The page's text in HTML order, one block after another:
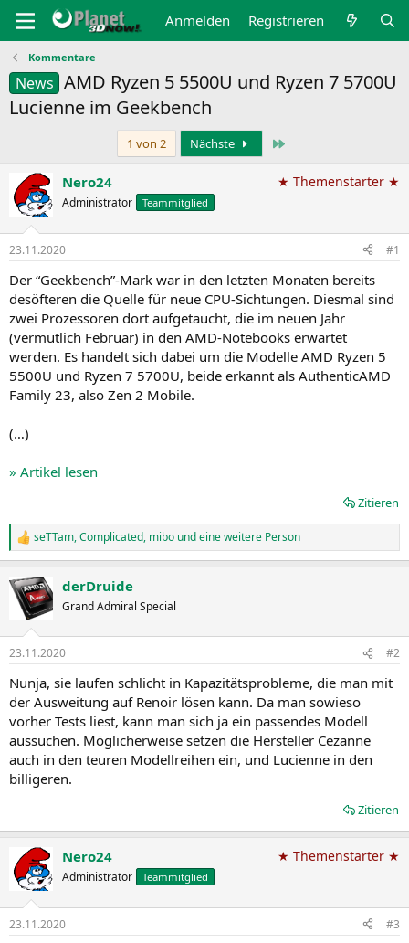
Anmelden Registrieren
Kommentare
News AMD Ryzen 5 5500U und Ryzen 7 5700U
Lucienne im Geekbench
1 von 2 Nächste
Nero24
Administrator Teammitglied
★ Themenstarter ★
23.11.2020 #1
Der “Geekbench”-Mark war in den letzten Monaten bereits
desöfteren die Quelle für neue CPU-Sichtungen. Diesmal sind
zwei Prozessoren dort aufgetaucht, die im neuen Jahr
(vermutlich Februar) in den AMD-Notebooks erwartet
werden. Es handelt sich dabei um die Modelle AMD Ryzen 5
5500U und Ryzen 7 5700U, beide erkannt als AuthenticAMD
Family 23, also Zen 2 Mobile.
(…)
» Artikel lesen
Zitieren
R
e
k
t
e
:
seTTam,Complicated, mibo und eine weitere Person
derDruide
Grand Admiral Special
23.11.2020 #2
Nunja, sie laufen schlicht in Kapazitätsprobleme, die man mit
der Ausweitung auf Renoir lösen kann. Da man sowieso
vorher Tests liest, kann man sich ja ein passendes Modell
aussuchen. Möglicherweise setzen die Hersteller Cezanne
auch in den teuren Modellreihen ein, und Lucienne in den
billigeren.
Zitieren
Nero24
Administrator Teammitglied
★ Themenstarter ★
23.11.2020 #3